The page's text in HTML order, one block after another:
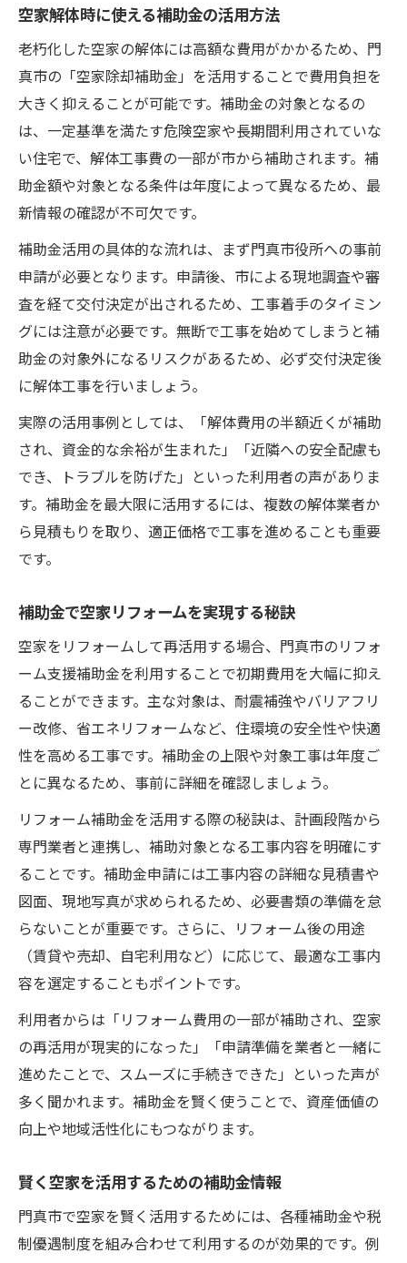
空家解体時に使える補助金の活用方法
老朽化した空家の解体には高額な費用がかかるため、門
真市の「空家除却補助金」を活用することで費用負担を
大きく抑えることが可能です。補助金の対象となるの
は、一定基準を満たす危険空家や長期間利用されていな
い住宅で、解体工事費の一部が市から補助されます。補
助金額や対象となる条件は年度によって異なるため、最
新情報の確認が不可欠です。
補助金活用の具体的な流れは、まず門真市役所への事前
申請が必要となります。申請後、市による現地調査や審
査を経て交付決定が出されるため、工事着手のタイミン
グには注意が必要です。無断で工事を始めてしまうと補
助金の対象外になるリスクがあるため、必ず交付決定後
に解体工事を行いましょう。
実際の活用事例としては、「解体費用の半額近くが補助
され、資金的な余裕が生まれた」「近隣への安全配慮も
でき、トラブルを防げた」といった利用者の声がありま
す。補助金を最大限に活用するには、複数の解体業者か
ら見積もりを取り、適正価格で工事を進めることも重要
です。
補助金で空家リフォームを実現する秘訣
空家をリフォームして再活用する場合、門真市のリフォ
ーム支援補助金を利用することで初期費用を大幅に抑え
ることができます。主な対象は、耐震補強やバリアフリ
ー改修、省エネリフォームなど、住環境の安全性や快適
性を高める工事です。補助金の上限や対象工事は年度ご
とに異なるため、事前に詳細を確認しましょう。
リフォーム補助金を活用する際の秘訣は、計画段階から
専門業者と連携し、補助対象となる工事内容を明確にす
ることです。補助金申請には工事内容の詳細な見積書や
図面、現地写真が求められるため、必要書類の準備を怠
らないことが重要です。さらに、リフォーム後の用途
（賃貸や売却、自宅利用など）に応じて、最適な工事内
容を選定することもポイントです。
利用者からは「リフォーム費用の一部が補助され、空家
の再活用が現実的になった」「申請準備を業者と一緒に
進めたことで、スムーズに手続きできた」といった声が
多く聞かれます。補助金を賢く使うことで、資産価値の
向上や地域活性化にもつながります。
賢く空家を活用するための補助金情報
門真市で空家を賢く活用するためには、各種補助金や税
制優遇制度を組み合わせて利用するのが効果的です。例